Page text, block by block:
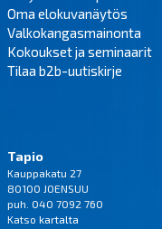
Oma elokuvanäytös
Valkokangasmainonta
Kokoukset ja seminaarit
Tilaa b2b-uutiskirje
Tapio
Kauppakatu 27
80100 JOENSUU
puh. 040 7092 760
Katso kartalta